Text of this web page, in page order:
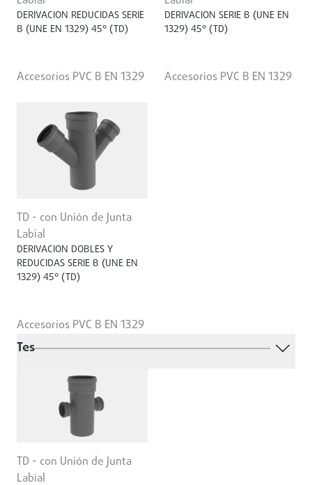
DERIVACION REDUCIDAS SERIE
B (UNE EN 1329) 45° (TD)
Accesorios PVC B EN 1329
DERIVACION SERIE B (UNE EN
1329) 45° (TD)
Accesorios PVC B EN 1329
TD - con Unión de Junta
Labial
DERIVACION DOBLES Y
REDUCIDAS SERIE B (UNE EN
1329) 45° (TD)
Accesorios PVC B EN 1329
Tes
TD - con Unión de Junta
Labial